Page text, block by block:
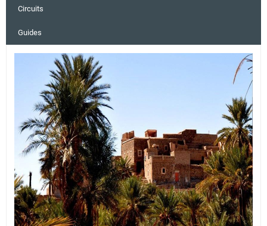
Circuits
Guides